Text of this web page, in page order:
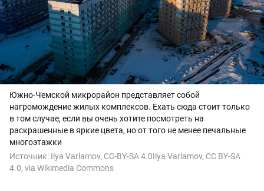
Южно-Чемской микрорайон представляет собой
нагромождение жилых комплексов. Ехать сюда стоит только
в том случае, если вы очень хотите посмотреть на
раскрашенные в яркие цвета, но от того не менее печальные
многоэтажки
Источник: Ilya Varlamov, CC-BY-SA 4.0Ilya Varlamov, CC BY-SA
4.0, via Wikimedia Commons